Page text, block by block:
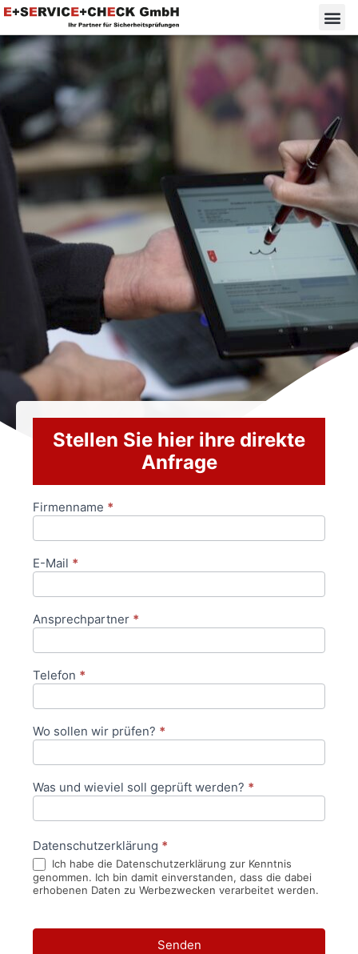
Stellen Sie hier ihre direkte
Anfrage
Anfrageformular
Firmenname *
E-Mail *
Ansprechpartner *
Telefon *
Wo sollen wir prüfen? *
Was und wieviel soll geprüft werden? *
Datenschutzerklärung *
Ich habe die Datenschutzerklärung zur Kenntnis
genommen. Ich bin damit einverstanden, dass die dabei
erhobenen Daten zu Werbezwecken verarbeitet werden.
Senden